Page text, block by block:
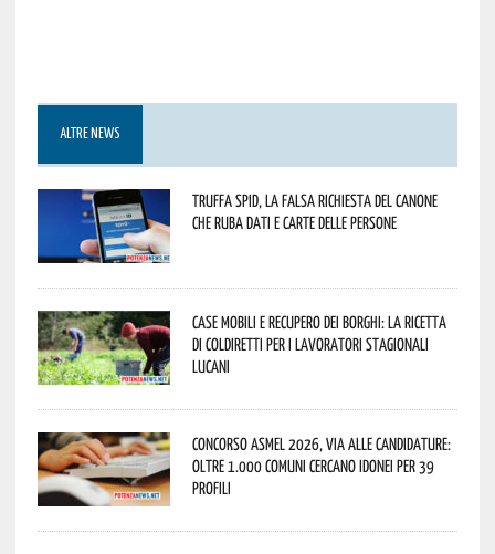
ALTRE NEWS
Truffa Spid, la falsa richiesta del canone
che ruba dati e carte delle persone
Case mobili e recupero dei borghi: la ricetta
di Coldiretti per i lavoratori stagionali
lucani
Concorso Asmel 2026, via alle candidature:
oltre 1.000 Comuni cercano idonei per 39
profili